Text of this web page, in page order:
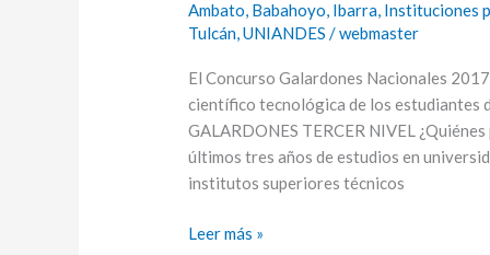
Ambato, Babahoyo, Ibarra, Instituciones
Tulcán,UNIANDES /webmaster
El Concurso Galardones Nacionales
científico tecnológica de los estudiantes
GALARDONES TERCER NIVEL
últimos tres años de estudios en
institutos superiores técnicos
Leer más »